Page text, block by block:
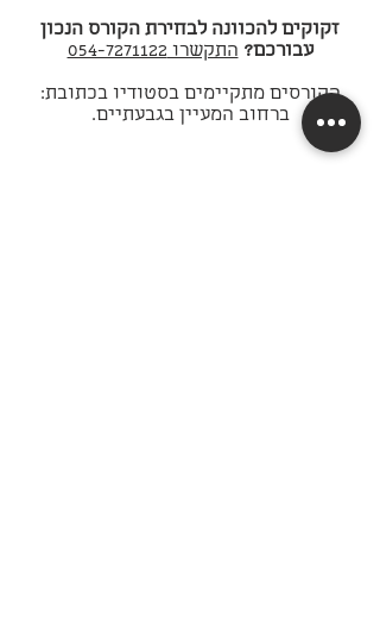
זקוקים להכוונה לבחירת הקורס הנכון
עבורכם? התקשרו 054-7271122
הקורסים מתקיימים בסטודיו בכתובת:
ברחוב המעיין בגבעתיים.